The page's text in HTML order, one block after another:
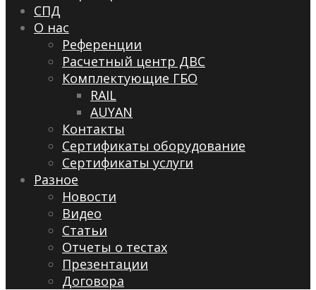
СПД
О нас
Референции
Расчетный центр ДВС
Комплектующие ГБО
RAIL
AUYAN
Контакты
Сертификаты оборудование
Сертификаты услуги
Разное
Новости
Видео
Cтатьи
Отчеты о тестах
Презентации
Договора